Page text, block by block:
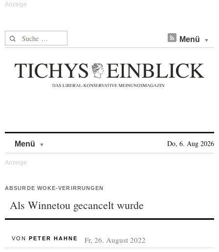
Suche nach: Menü
Menü Do, 6. Aug 2026
ABSURDE WOKE-VERIRRUNGEN
Als Winnetou gecancelt wurde
VON PETER HAHNE Fr, 26. August 2022